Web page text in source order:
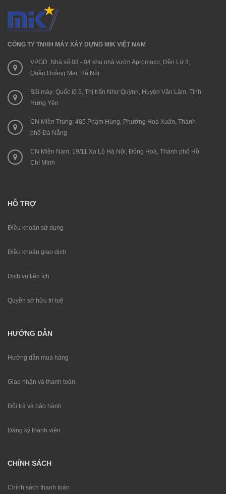
CÔNG TY TNHH MÁY XÂY DỰNG MIK VIỆT NAM
VPGD: Nhà số 03 - 04 khu nhà vườn Apromaco, Đền Lừ 3,
Quận Hoàng Mai, Hà Nội
Bãi máy: Quốc lộ 5, Thị trấn Như Quỳnh, Huyện Văn Lâm, Tỉnh
Hưng Yên
CN Miền Trung: 485 Phạm Hùng, Phường Hoà Xuân, Thành
phố Đà Nẵng
CN Miền Nam: 19/11 Xa Lộ Hà Nội, Đông Hoà, Thành phố Hồ
Chí Minh
HỖ TRỢ
Điều khoản sử dụng
Điều khoản giao dịch
Dịch vụ tiện ích
Quyền sở hữu trí tuệ
HƯỚNG DẪN
Hướng dẫn mua hàng
Giao nhận và thanh toán
Đổi trả và bảo hành
Đăng ký thành viên
CHÍNH SÁCH
Chính sách thanh toán